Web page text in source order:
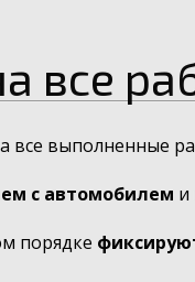
все
выполненные
с автомобилем и
порядке